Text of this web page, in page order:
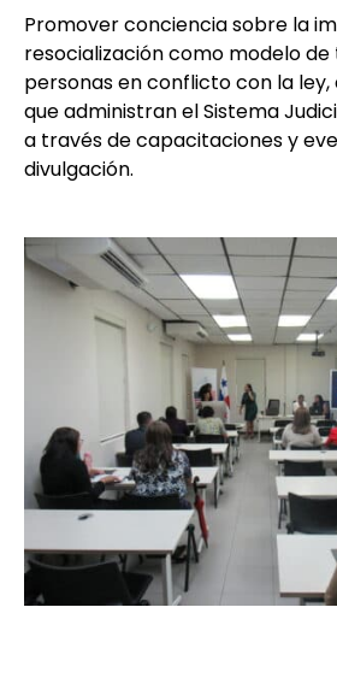
Promover conciencia sobre la
resocialización como modelo
personas en conflicto con la ley,
que administran el Sistema
a través de capacitaciones y
divulgación.